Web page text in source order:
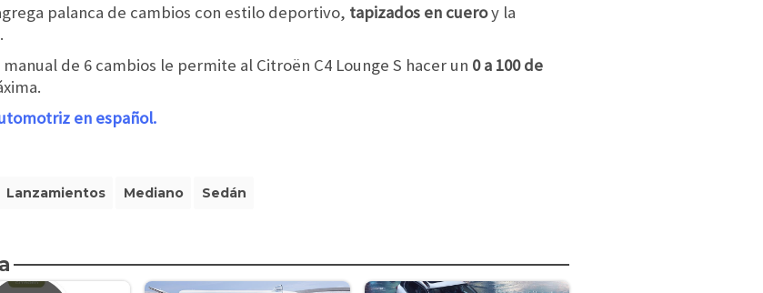
palanca de cambios con estilo deportivo, tapizados en cueroy la
de 6 cambios le permite al Citroën C4 Lounge S hacer un 0 a 100 de
en español.
Lanzamientos Mediano Sedán